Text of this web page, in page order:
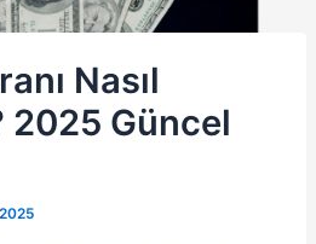
Nasıl
2025 Güncel